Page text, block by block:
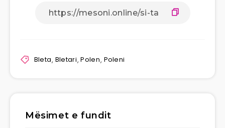
Bleta, Bletari,Polen, Poleni
Mësimet e fundit